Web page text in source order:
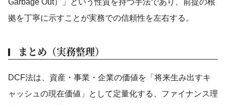
Garbage Out）」という性質を持つ手法であり、前提の根
拠を丁寧に示すことが実務での信頼性を左右する。
まとめ（実務整理）
DCF法は、資産・事業・企業の価値を「将来生み出すキ
ャッシュの現在価値」として定量化する、ファイナンス理